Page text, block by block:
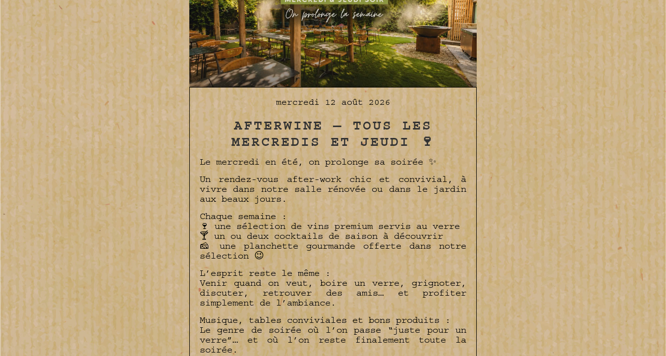
mercredi 12 août 2026
AFTERWINE — TOUS LES
MERCREDIS ET JEUDI 🍷
Le mercredi en été, on prolonge sa soirée ✨
Un rendez-vous after-work chic et convivial, à
vivre dans notre salle rénovée ou dans le jardin
aux beaux jours.
Chaque semaine :
🍷 une sélection de vins premium servis au verre
🍸 un ou deux cocktails de saison à découvrir
🧀 une planchette gourmande offerte dans notre
sélection 😉
L’esprit reste le même :
Venir quand on veut, boire un verre, grignoter,
discuter, retrouver des amis… et profiter
simplement de l’ambiance.
Musique, tables conviviales et bons produits :
Le genre de soirée où l’on passe “juste pour un
verre”… et où l’on reste finalement toute la
soirée.